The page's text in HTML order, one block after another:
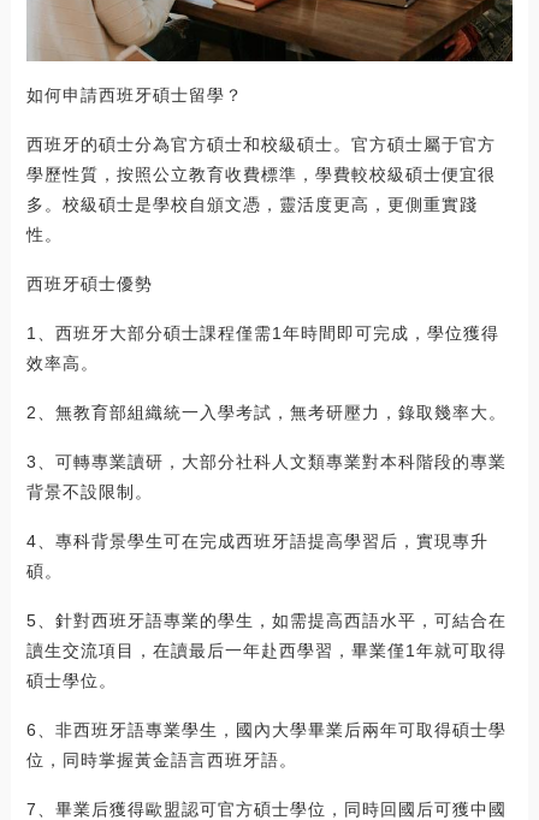
如何申請西班牙碩士留學？
西班牙的碩士分為官方碩士和校級碩士。官方碩士屬于官方
學歷性質，按照公立教育收費標準，學費較校級碩士便宜很
多。校級碩士是學校自頒文憑，靈活度更高，更側重實踐
性。
西班牙碩士優勢
1、西班牙大部分碩士課程僅需1年時間即可完成，學位獲得
效率高。
2、無教育部組織統一入學考試，無考研壓力，錄取幾率大。
3、可轉專業讀研，大部分社科人文類專業對本科階段的專業
背景不設限制。
4、專科背景學生可在完成西班牙語提高學習后，實現專升
碩。
5、針對西班牙語專業的學生，如需提高西語水平，可結合在
讀生交流項目，在讀最后一年赴西學習，畢業僅1年就可取得
碩士學位。
6、非西班牙語專業學生，國內大學畢業后兩年可取得碩士學
位，同時掌握黃金語言西班牙語。
7、畢業后獲得歐盟認可官方碩士學位，同時回國后可獲中國